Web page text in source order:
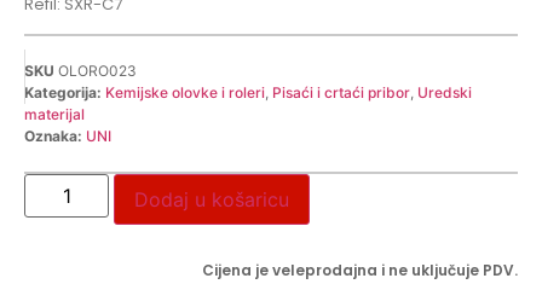
Refil: SXR-C7
SKU OLORO023
Kategorija: Kemijske olovke i roleri Pisaći i crtaći pribor Uredski
materijal
Oznaka: UNI
Dodaj u košaricu
Cijena je veleprodajna i ne uključuje PDV.